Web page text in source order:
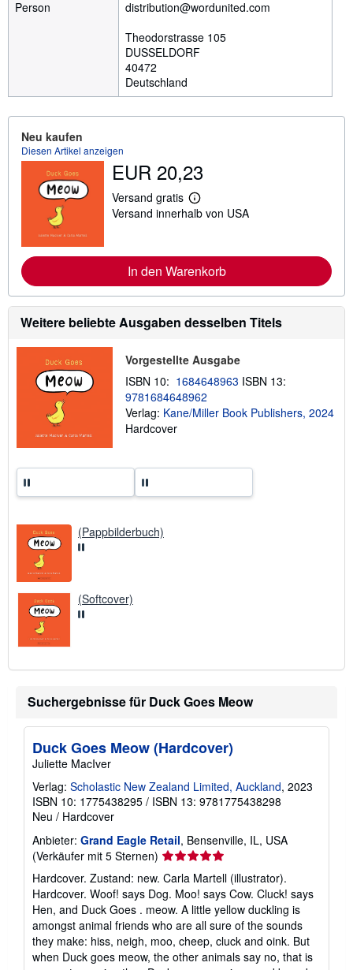
Person
distribution@wordunited.com
Theodorstrasse 105
DUSSELDORF
40472
Deutschland
Neu kaufen
Diesen Artikel anzeigen
EUR 20,23
Versand gratis
W
e
e
I
n
f
o
a
t
i
o
n
e
s
Versand innerhalb von USA
In den Warenkorb
Weitere beliebte Ausgaben desselben Titels
Vorgestellte Ausgabe
ISBN 10: 1684648963 ISBN 13:
9781684648962
Verlag: Kane/Miller Book Publishers, 2024
Hardcover
(Pappbilderbuch)
(Softcover)
Suchergebnisse für Duck Goes Meow
Duck Goes Meow (Hardcover)
Juliette MacIver
Verlag: Scholastic New Zealand Limited, Auckland, 2023
ISBN 10: 1775438295 / ISBN 13: 9781775438298
Neu / Hardcover
Anbieter: Grand Eagle Retail, Bensenville, IL, USA
(Verkäufer mit 5 Sternen) Verkäuferbewertung
5
von
5
Sternen
Hardcover. Zustand: new. Carla Martell (illustrator).
Hardcover. Woof! says Dog. Moo! says Cow. Cluck! says
Hen, and Duck Goes . meow. A little yellow duckling is
amongst animal friends who are all sure of the sounds
they make: hiss, neigh, moo, cheep, cluck and oink. But
when Duck goes meow, the other animals say no, that is